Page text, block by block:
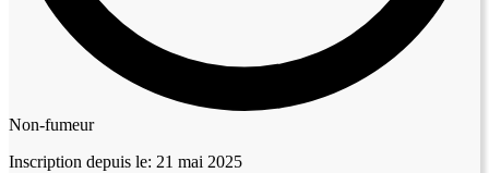
Non-fumeur
Inscription depuis le: 21 mai 2025